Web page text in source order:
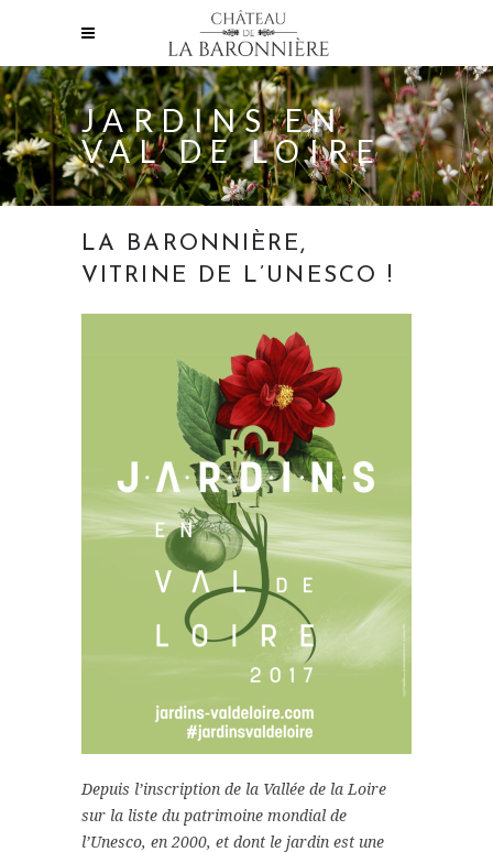
JARDINS EN
VAL DE LOIRE
LA BARONNIÈRE,
VITRINE DE L’UNESCO !
Depuis l’inscription de la Vallée de la Loire
sur la liste du patrimoine mondial de
l’Unesco, en 2000, et dont le jardin est une